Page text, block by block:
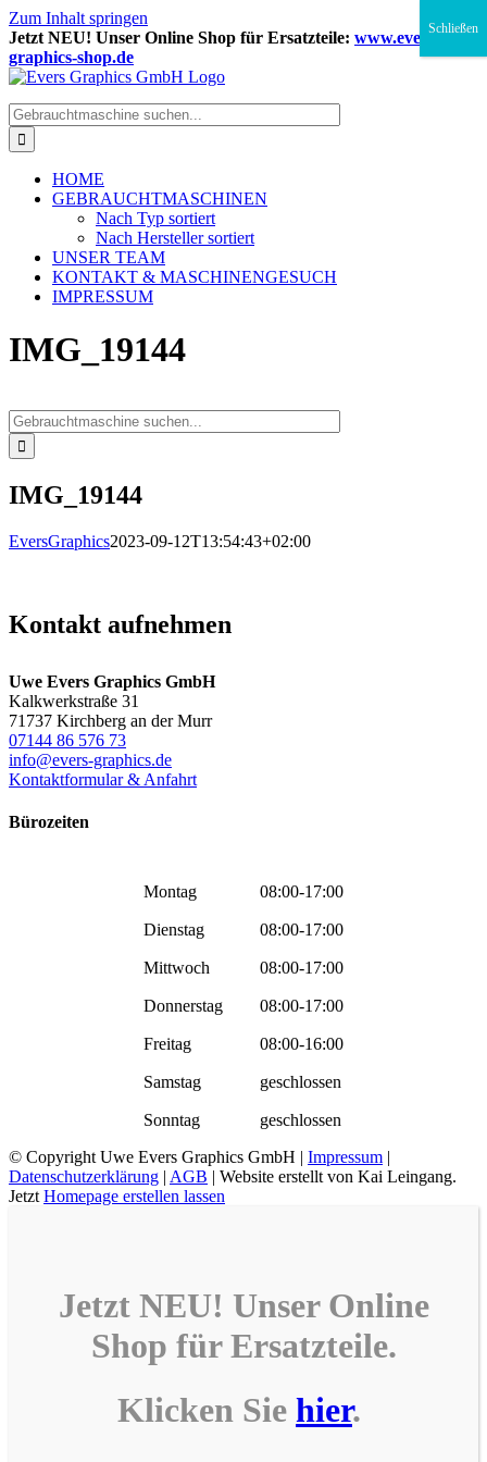
Zum Inhalt springen
Jetzt NEU! Unser Online Shop für Ersatzteile: www.evers-
graphics-shop.de
HOME
GEBRAUCHTMASCHINEN
Nach Typ sortiert
Nach Hersteller sortiert
UNSER TEAM
KONTAKT & MASCHINENGESUCH
IMPRESSUM
IMG_19144
IMG_19144
EversGraphics2023-09-12T13:54:43+02:00
Kontakt aufnehmen
Uwe Evers Graphics GmbH
Kalkwerkstraße 31
71737 Kirchberg an der Murr
07144 86 576 73
info@evers-graphics.de
Kontaktformular & Anfahrt
Bürozeiten
Montag 08:00-17:00
Dienstag 08:00-17:00
Mittwoch 08:00-17:00
Donnerstag 08:00-17:00
Freitag 08:00-16:00
Samstag geschlossen
Sonntag
geschlossen
© Copyright Uwe Evers Graphics GmbH | Impressum |
Datenschutzerklärung | AGB | Website erstellt von Kai Leingang.
Jetzt Homepage erstellen lassen
Jetzt NEU! Unser Online
Shop fürErsatzteile.
Klicken Sie hier.
Schließen